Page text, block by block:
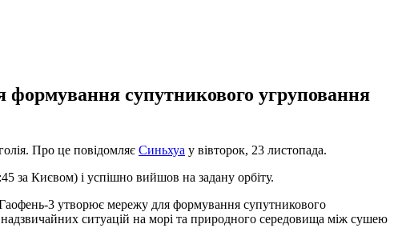
супутникового угруповання
Про це повідомляє Синьхуа у вівторок, 23 листопада.
за Києвом) і успішно вийшов на задану орбіту.
3 утворює мережу для формування супутникового
ситуацій на морі та природного середовища між сушею